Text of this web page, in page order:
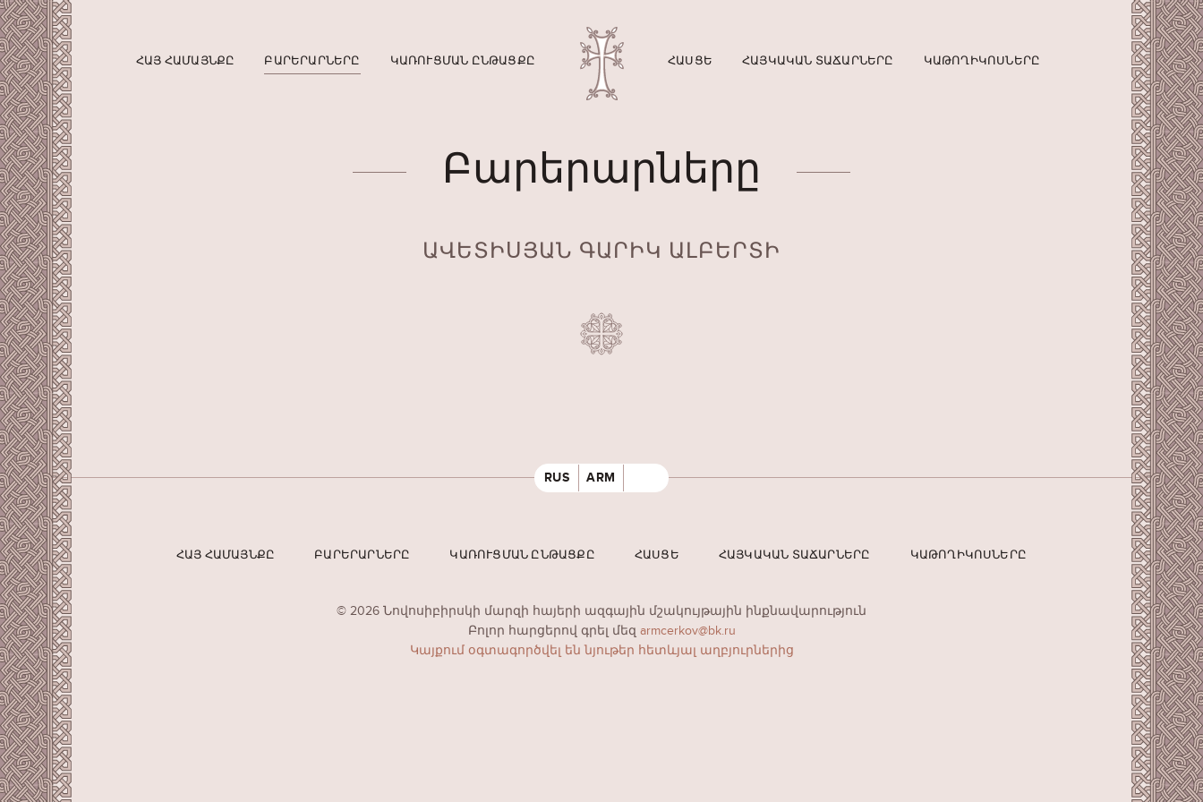
ՀԱՅ ՀԱՄԱՅՆՔԸ ԲԱՐԵՐԱՐՆԵՐԸ ԿԱՌՈՒՑՄԱՆ ԸՆԹԱՑՔԸ ՀԱՍՑԵ ՀԱՅԿԱԿԱՆ ՏԱՃԱՐՆԵՐԸ ԿԱԹՈՂԻԿՈՍՆԵՐԸ
Բարերարները
ԱՎԵՏԻՍՅԱՆ ԳԱՐԻԿ ԱԼԲԵՐՏԻ
RUS ARM
ՀԱՅ ՀԱՄԱՅՆՔԸ ԲԱՐԵՐԱՐՆԵՐԸ ԿԱՌՈՒՑՄԱՆ ԸՆԹԱՑՔԸ ՀԱՍՑԵ ՀԱՅԿԱԿԱՆ ՏԱՃԱՐՆԵՐԸ ԿԱԹՈՂԻԿՈՍՆԵՐԸ
© 2026 Նովոսիբիրսկի մարզի հայերի ազգային մշակույթային ինքնավարություն
Բոլոր հարցերով գրել մեզ armcerkov@bk.ru
Կայքում օգտագործվել են նյութեր հետևյալ աղբյուրներից